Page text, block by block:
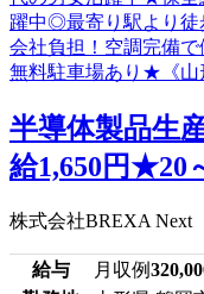
半導体製品生
給1,650円★20
株式会社BREXA Next
給与 月収例